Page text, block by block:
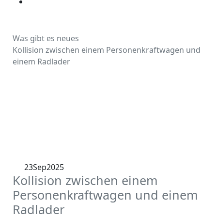
Was gibt es neues
Kollision zwischen einem Personenkraftwagen und
einem Radlader
23Sep2025
Kollision zwischen einem
Personenkraftwagen und einem
Radlader